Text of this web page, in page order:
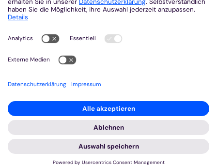
Veranstaltungen
Gottesdienste
Stellenangebote
Kirchenzeitung
Amtsblatt (Kirchlicher Anzeiger)
Rechtsdatenbank
Meldestelle gemäß Hinweisgeberschutzgesetz
2026 © Bistum Aachen
Impressum
Datenschutzerklärung